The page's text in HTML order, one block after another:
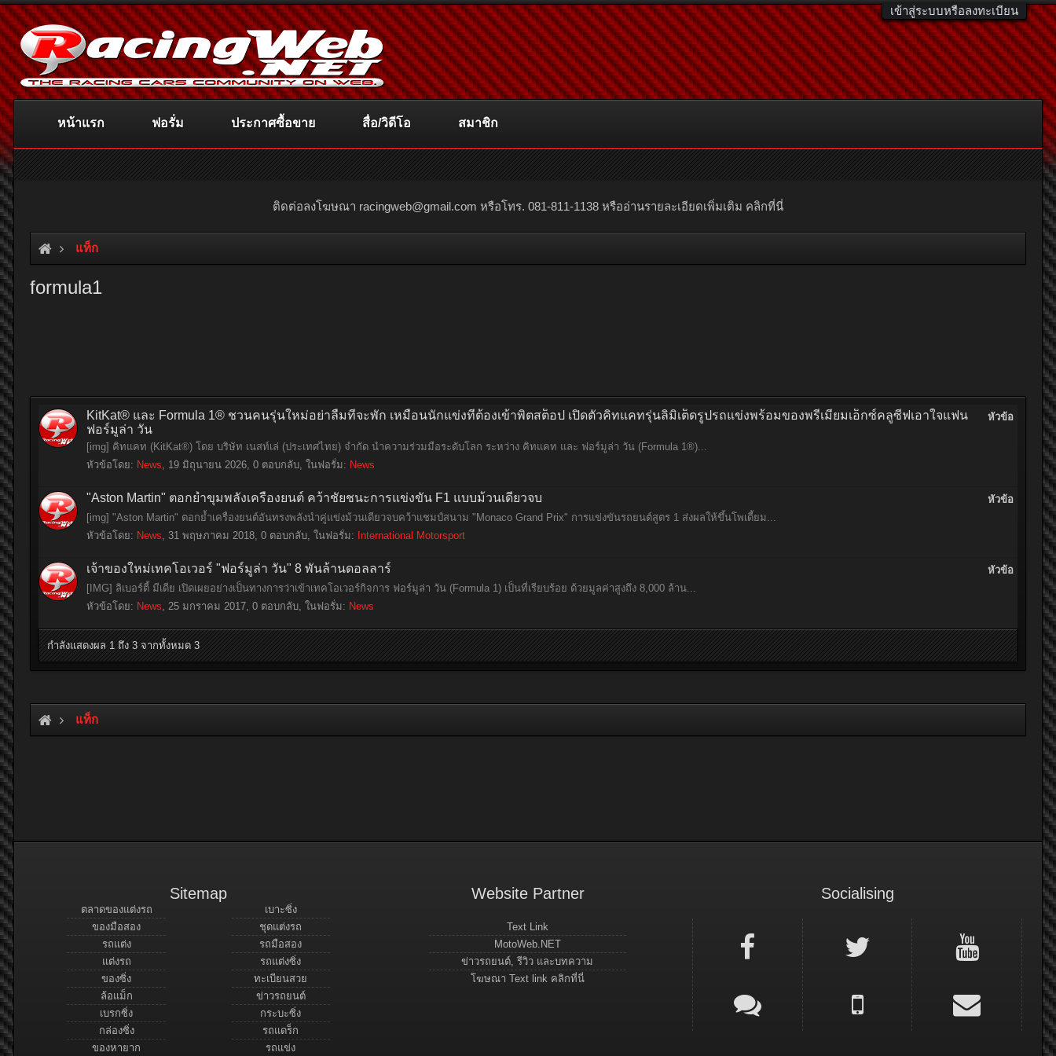
เข้าสู่ระบบหรือลงทะเบียน
ติดต่อลงโฆษณา racingweb@gmail.com หรือโทร. 081-811-1138 หรืออ่านรายละเอียดเพิ่มเติม คลิกที่นี่
แท็ก
formula1
หัวข้อ
KitKat® และ Formula 1® ชวนคนรุ่นใหม่อย่าลืมที่จะพัก เหมือนนักแข่งที่ต้องเข้าพิตสต็อป เปิดตัวคิทแคทรุ่นลิมิเต็ดรูปรถแข่งพร้อมของพรีเมียมเอ็กซ์คลูซีฟเอาใจแฟน
ฟอร์มูล่า วัน
[img] คิทแคท (KitKat®) โดย บริษัท เนสท์เล่ (ประเทศไทย) จำกัด นำความร่วมมือระดับโลก ระหว่าง คิทแคท และ ฟอร์มูล่า วัน (Formula 1®)...
หัวข้อโดย: News, 19 มิถุนายน 2026, 0 ตอบกลับ, ในฟอรั่ม: News
หัวข้อ
"Aston Martin" ตอกย้ำขุมพลังเครื่องยนต์ คว้าชัยชนะการแข่งขัน F1 แบบม้วนเดียวจบ
[img] "Aston Martin" ตอกย้ำเครื่องยนต์อันทรงพลังนำคู่แข่งม้วนเดียวจบคว้าแชมป์สนาม "Monaco Grand Prix" การแข่งขันรถยนต์สูตร 1 ส่งผลให้ขึ้นโพเดี้ยม...
หัวข้อโดย: News, 31 พฤษภาคม 2018, 0 ตอบกลับ, ในฟอรั่ม: International Motorsport
หัวข้อ
เจ้าของใหม่เทคโอเวอร์ "ฟอร์มูล่า วัน" 8 พันล้านดอลลาร์
[IMG] ลิเบอร์ตี้ มีเดีย เปิดเผยอย่างเป็นทางการว่าเข้าเทคโอเวอร์กิจการ ฟอร์มูล่า วัน (Formula 1) เป็นที่เรียบร้อย ด้วยมูลค่าสูงถึง 8,000 ล้าน...
หัวข้อโดย: News, 25 มกราคม 2017, 0 ตอบกลับ, ในฟอรั่ม: News
กำลังแสดงผล 1 ถึง 3 จากทั้งหมด 3
แท็ก
หน้าแรก ฟอรั่ม ประกาศซื้อขาย สื่อ/วิดีโอ สมาชิก
Sitemap
ตลาดของแต่งรถ
ของมือสอง
รถแต่ง
แต่งรถ
ของซิ่ง
ล้อแม็ก
เบรกซิ่ง
กล่องซิ่ง
ของหายาก
เบาะซิ่ง
ชุดแต่งรถ
รถมือสอง
รถแต่งซิ่ง
ทะเบียนสวย
ข่าวรถยนต์
กระบะซิ่ง
รถแดร็ก
รถแข่ง
Website Partner
Text Link
MotoWeb.NET
ข่าวรถยนต์, รีวิว และบทความ
โฆษณา Text link คลิกที่นี่
Socialising